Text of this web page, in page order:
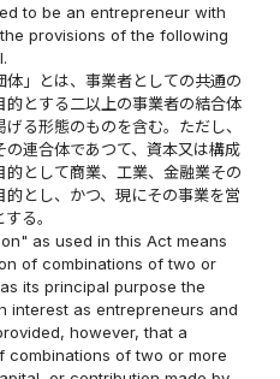
to be an entrepreneur with
provisions of the following
体」とは、事業者としての共通の
とする二以上の事業者の結合体
る形態のものを含む。ただし、
連合体であつて、資本又は構成
として商業、工業、金融業その
とし、かつ、現にその事業を営
る。
as used in this Act means
of combinations of two or
its principal purpose the
interest as entrepreneurs and
however, that a
combinations of two or more